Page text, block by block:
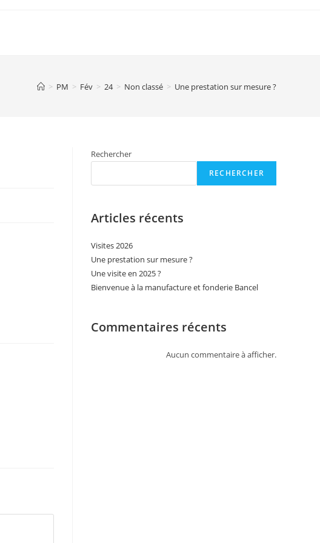
> PM > Fév > 24 > Non classé > Une prestation sur mesure ?
Rechercher
RECHERCHER
Articles récents
Visites 2026
Une prestation sur mesure ?
Une visite en 2025 ?
Bienvenue à la manufacture et fonderie Bancel
Commentaires récents
Aucun commentaire à afficher.